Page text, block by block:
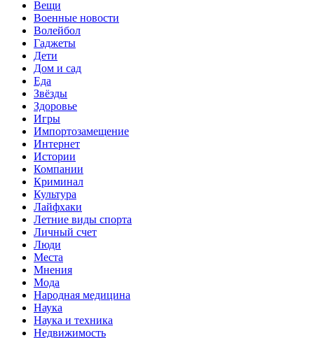
Вещи
Военные новости
Волейбол
Гаджеты
Дети
Дом и сад
Еда
Звёзды
Здоровье
Игры
Импортозамещение
Интернет
Истории
Компании
Криминал
Культура
Лайфхаки
Летние виды спорта
Личный счет
Люди
Места
Мнения
Мода
Народная медицина
Наука
Наука и техника
Недвижимость